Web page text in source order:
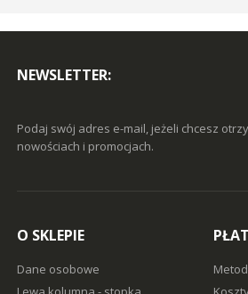
NEWSLETTER:
Podaj swój adres e-mail, jeżeli chcesz
nowościach i promocjach.
O SKLEPIE
Dane osobowe